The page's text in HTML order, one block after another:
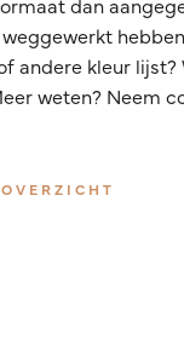
andere kleur
weten? Neem